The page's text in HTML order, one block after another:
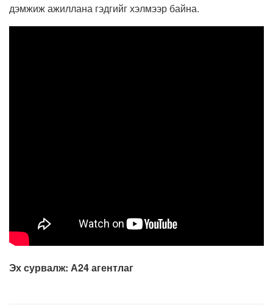
дэмжиж ажиллана гэдгийг хэлмээр байна.
Эх сурвалж: А24 агентлаг